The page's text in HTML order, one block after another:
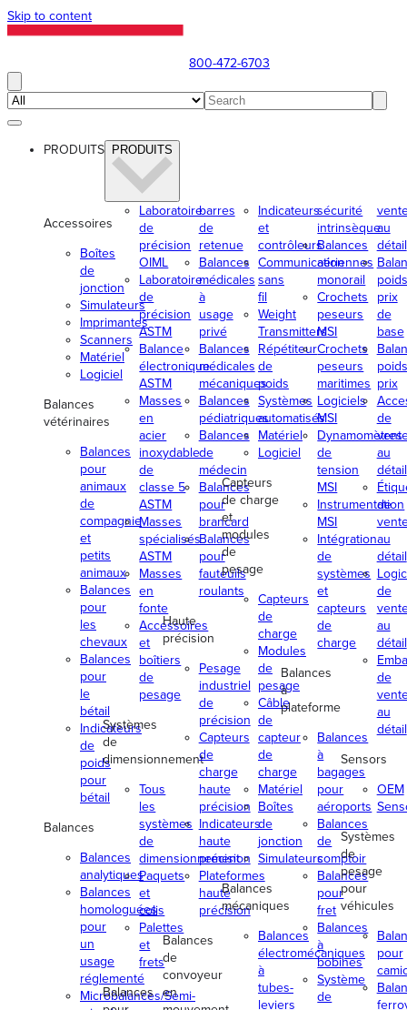
Skip to content
800-472-6703
PRODUITS PRODUITS
Accessoires
Boîtes
de
jonction
Simulateurs
Imprimantes
Scanners
Matériel
Logiciel
Balances
vétérinaires
Balances
pour
animaux
de
compagnie
et
petits
animaux
Balances
pour
les
chevaux
Balances
pour
le
bétail
Indicateurs
de
poids
pour
bétail
Balances
Balances
analytiques
Balances
homologuées
pour
un
usage
réglementé
Microbalances/Semi-
Laboratoire
de
précision
OIML
Laboratoire
de
précision
ASTM
Balance
électronique
ASTM
Masses
en
acier
inoxydable
de
classe 5
ASTM
Masses
spécialisés
ASTM
Masses
en
fonte
Accessoires
et
boîtiers
de
pesage
Systèmes
de
dimensionnement
Tous
les
systèmes
de
dimensionnement
Paquets
et
colis
Palettes
et
frets
Balances
barres
de
retenue
Balances
médicales
à
usage
privé
Balances
médicales
mécaniques
Balances
pédiatriques
Balances
de
médecin
Balances
pour
brancard
Balances
pour
fauteuils
roulants
Haute
précision
Pesage
industriel
de
précision
Capteurs
de
charge
haute
précision
Indicateurs
haute
précision
Plateformes
haute
précision
Balances
de
convoyeur
en
Indicateurs
et
contrôleurs
Communication
sans
fil
Weight
Transmitters
Répétiteur
de
poids
Systèmes
automatisés
Matériel
Logiciel
Capteurs
de charge
et
modules
de
pesage
Capteurs
de
charge
Modules
de
pesage
Câble
de
capteur
de
charge
Matériel
Boîtes
de
jonction
Simulateurs
Balances
mécaniques
Balances
électromécaniques
à
tubes-
leviers
sécurité
intrinsèque
Balances
aériennes
monorail
Crochets
peseurs
MSI
Crochets
peseurs
maritimes
Logiciels
MSI
Dynamomètres
de
tension
MSI
Instrumentation
MSI
Intégration
de
systèmes
et
capteurs
de
charge
Balances
à
plateforme
Balances
à
bagages
pour
aéroports
Balances
de
comptoir
Balances
pour
fret
Balances
à
bobines
Système
de
au
détail
prix
de
base
prix
de
au
détail
de
au
détail
de
au
détail
de
au
détail
Sensors
OEM
Systèmes
de
pesage
pour
véhicules
pour